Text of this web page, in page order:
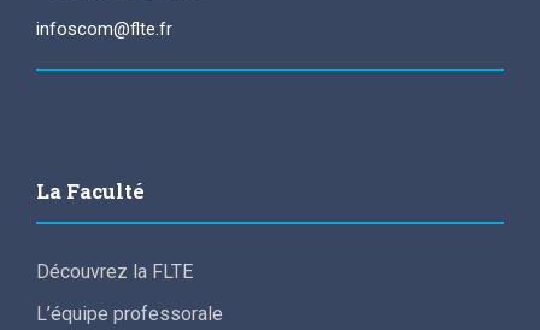
infoscom@flte.fr
La Faculté
Découvrez la FLTE
L’équipe professorale